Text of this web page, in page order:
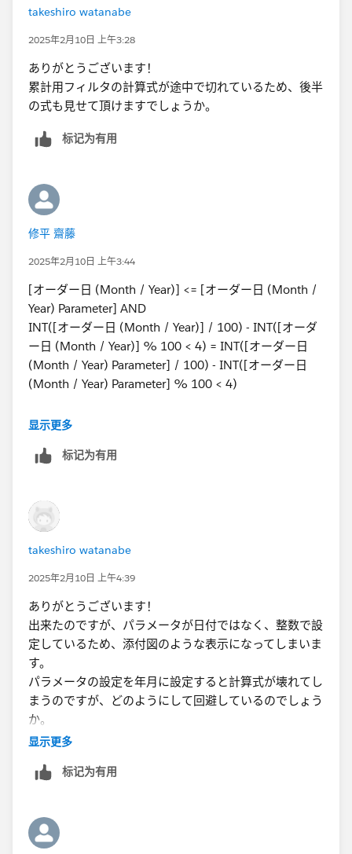
そのフィールドからパラメータを作成​
パラメータを使って単月用と累計用の2つのフィルタフ
ィールドを作成し、各シートに設置
<2022年11月を選択したときの例>
takeshiro watanabe
2025年2月10日 上午3:28
ありがとうございます！
累計用フィルタの計算式が途中で切れているため、後半
の式も見せて頂けますでしょうか。
标记为有用
修平 齋藤
2025年2月10日 上午3:44
[オーダー日 (Month / Year)] <= [オーダー日 (Month /
Year) Parameter] AND
INT([オーダー日 (Month / Year)] / 100) - INT([オーダ
ー日 (Month / Year)] % 100 < 4) = INT([オーダー日
(Month / Year) Parameter] / 100) - INT([オーダー日
(Month / Year) Parameter] % 100 < 4)
という内容になっています。下段の年度制御の部分はサ
め長くなっています。
显示更多
标记为有用
takeshiro watanabe
2025年2月10日 上午4:39
ありがとうございます！
出来たのですが、パラメータが日付ではなく、整数で設
定しているため、添付図のような表示になってしまいま
す。
パラメータの設定を年月に設定すると計算式が壊れてし
まうのですが、どのようにして回避しているのでしょう
か。
显示更多
标记为有用